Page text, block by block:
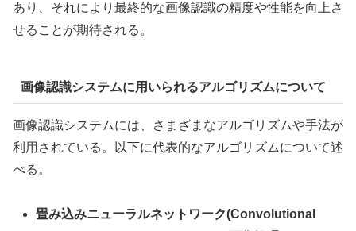
あり、それにより最終的な画像認識の精度や性能を向上さ
せることが期待される。
画像認識システムに用いられるアルゴリズムについて
画像認識システムには、さまざまなアルゴリズムや手法が
利用されている。以下に代表的なアルゴリズムについて述
べる。
畳み込みニューラルネットワーク(Convolutional